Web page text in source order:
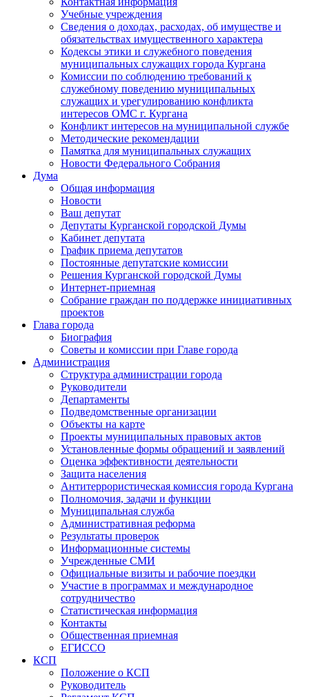
Учебные учреждения
Сведения о доходах, расходах, об имуществе и
обязательствах имущественного характера
Кодексы этики и служебного поведения
муниципальных служащих города Кургана
Комиссии по соблюдению требований к
служебному поведению муниципальных
служащих и урегулированию конфликта
интересов ОМС г. Кургана
Конфликт интересов на муниципальной службе
Методические рекомендации
Памятка для муниципальных служащих
Новости Федерального Cобрания
Дума
Общая информация
Новости
Ваш депутат
Депутаты Курганской городской Думы
Кабинет депутата
График приема депутатов
Постоянные депутатские комиссии
Решения Курганской городской Думы
Интернет-приемная
Собрание граждан по поддержке инициативных
проектов
Глава города
Биография
Советы и комиссии при Главе города
Администрация
Структура администрации города
Руководители
Департаменты
Подведомственные организации
Объекты на карте
Проекты муниципальных правовых актов
Установленные формы обращений и заявлений
Оценка эффективности деятельности
Защита населения
Антитеррористическая комиссия города Кургана
Полномочия, задачи и функции
Муниципальная служба
Административная реформа
Результаты проверок
Информационные системы
Учрежденные СМИ
Официальные визиты и рабочие поездки
Участие в программах и международное
сотрудничество
Статистическая информация
Контакты
Общественная приемная
ЕГИССО
КСП
Положение о КСП
Руководитель